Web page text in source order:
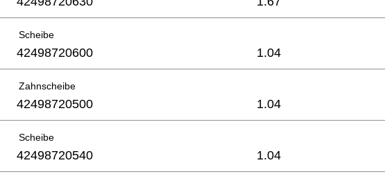
Scheibe
42498720600 1.04
Zahnscheibe
42498720500 1.04
Scheibe
42498720540 1.04